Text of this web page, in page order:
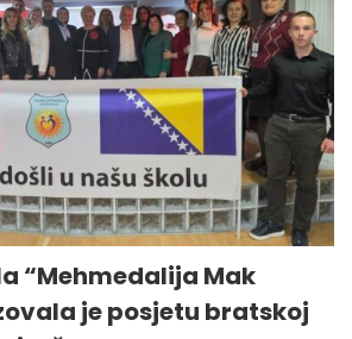
“Mehmedalija Mak
je posjetu bratskoj